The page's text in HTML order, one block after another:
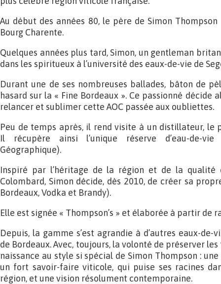
Au début des années 80, le père de Simon
Bourg Charente.
Quelques années plus tard, Simon, un gentleman
dans les spiritueux à l’université des eaux-de-vie de
Durant une de ses nombreuses ballades, bâton de
hasard sur la « Fine Bordeaux ». Ce passionné décide
relancer et sublimer cette AOC passée aux oubliettes.
Peu de temps après, il rend visite à un distillateur, le
Il récupère ainsi l’unique réserve d’eau-de-
Géographique).
Inspiré par l’héritage de la région et de la qualité
Colombard, Simon décide, dès 2010, de créer sa
Bordeaux, Vodka et Brandy).
Elle est signée « Thompson’s » et élaborée à partir de
Depuis, la gamme s’est agrandie à d’autres eaux-
de Bordeaux. Avec, toujours, la volonté de préserver
naissance au style si spécial de Simon Thompson :
un fort savoir-faire viticole, qui puise ses racines
région, et une vision résolument contemporaine.